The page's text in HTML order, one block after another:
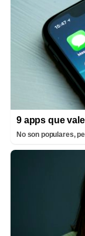
9 apps que
No son populares,